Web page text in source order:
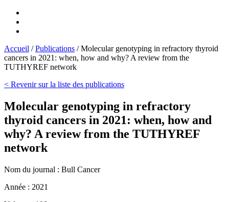
Accueil /Publications /Molecular genotyping in refractory thyroid
cancers in 2021: when, how and why? A review from the
TUTHYREF network
< Revenir sur la liste des publications
Molecular genotyping in refractory
thyroid cancers in 2021: when, how and
why? A review from the TUTHYREF
network
Nom du journal : Bull Cancer
Année : 2021